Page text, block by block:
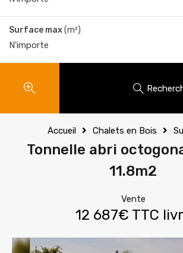
Surface max(m²)
Accueil Chalets en Bois
Tonnelle abri
11.8m2
Vente
12 687€ TTC